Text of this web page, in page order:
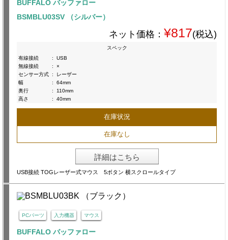
BUFFALO バッファロー
BSMBLU03SV （シルバー）
ネット価格： ¥817(税込)
スペック
有線接続
:
USB
無線接続
:
×
センサー方式 :
レーザー
幅
:
64mm
奥行
:
110mm
高さ
: 40mm
在庫状況
在庫なし
詳細はこちら
USB接続 TOGレーザー式マウス 5ボタン 横スクロールタイプ
PCパーツ 入力機器 マウス
BUFFALO バッファロー